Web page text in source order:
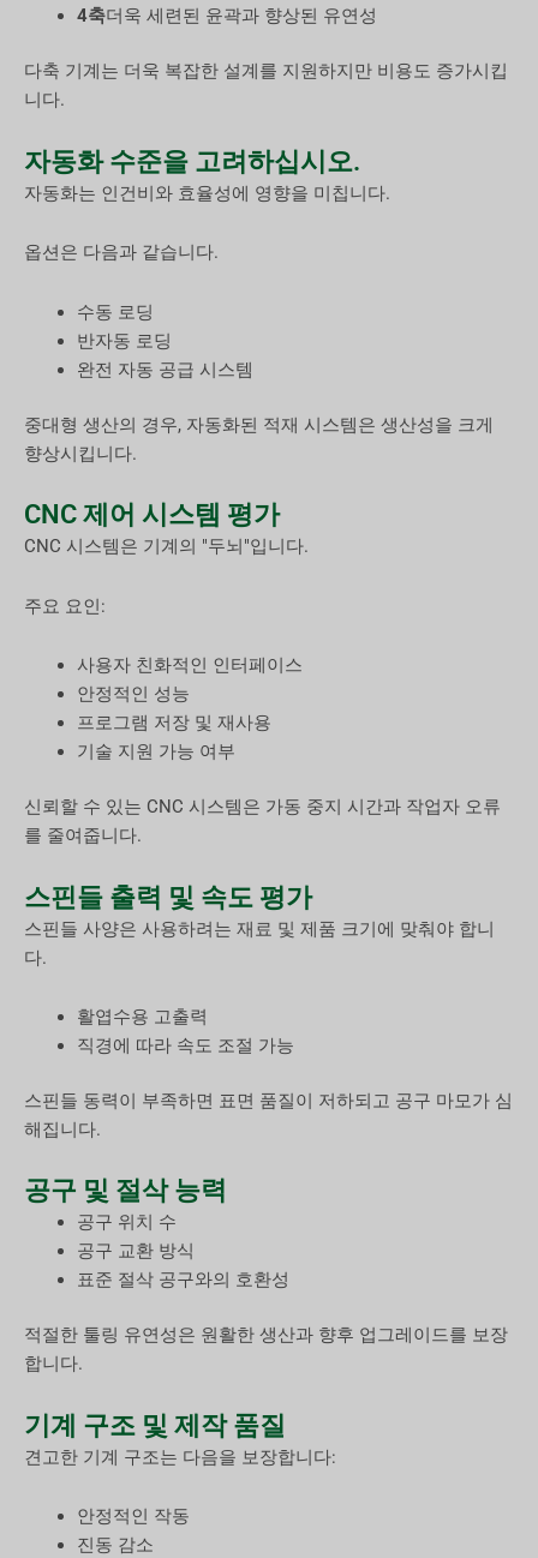
4축더욱 세련된 윤곽과 향상된 유연성
다축 기계는 더욱 복잡한 설계를 지원하지만 비용도 증가시킵
니다.
자동화 수준을 고려하십시오.
자동화는 인건비와 효율성에 영향을 미칩니다.
옵션은 다음과 같습니다.
수동 로딩
반자동 로딩
완전 자동 공급 시스템
중대형 생산의 경우, 자동화된 적재 시스템은 생산성을 크게
향상시킵니다.
CNC 제어 시스템 평가
CNC 시스템은 기계의 "두뇌"입니다.
주요 요인:
사용자 친화적인 인터페이스
안정적인 성능
프로그램 저장 및 재사용
기술 지원 가능 여부
신뢰할 수 있는 CNC 시스템은 가동 중지 시간과 작업자 오류
를 줄여줍니다.
스핀들 출력 및 속도 평가
스핀들 사양은 사용하려는 재료 및 제품 크기에 맞춰야 합니
다.
활엽수용 고출력
직경에 따라 속도 조절 가능
스핀들 동력이 부족하면 표면 품질이 저하되고 공구 마모가 심
해집니다.
공구 및 절삭 능력
공구 위치 수
공구 교환 방식
표준 절삭 공구와의 호환성
적절한 툴링 유연성은 원활한 생산과 향후 업그레이드를 보장
합니다.
기계 구조 및 제작 품질
견고한 기계 구조는 다음을 보장합니다:
안정적인 작동
진동 감소